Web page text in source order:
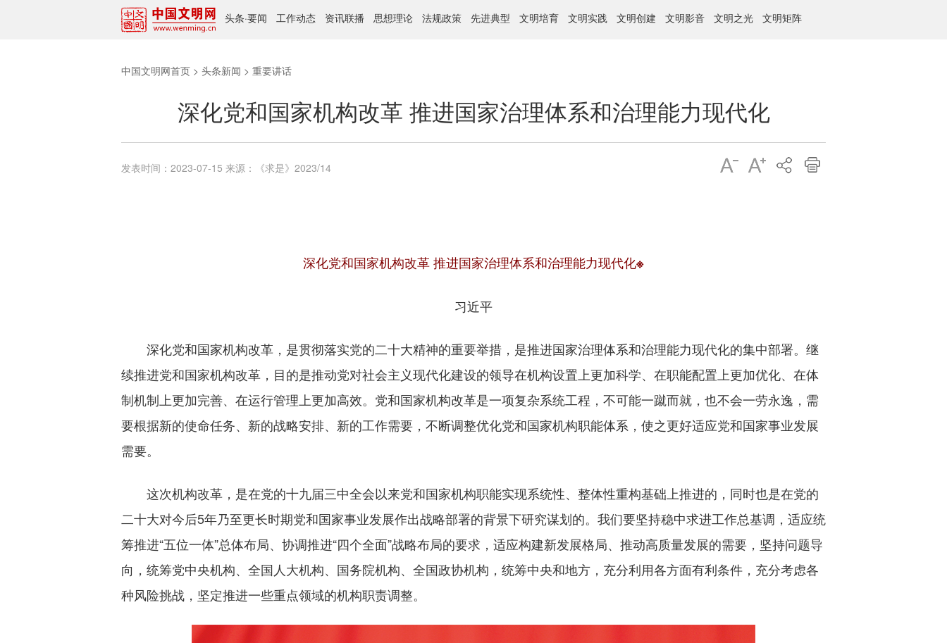
头条·要闻 工作动态 资讯联播 思想理论 法规政策 先进典型 文明培育 文明实践 文明创建 文明影音 文明之光 文明矩阵
中国文明网首页 > 头条新闻 > 重要讲话
深化党和国家机构改革 推进国家治理体系和治理能力现代化
发表时间： 2023-07-15 来源： 《求是》2023/14
深化党和国家机构改革 推进国家治理体系和治理能力现代化※
习近平
深化党和国家机构改革，是贯彻落实党的二十大精神的重要举措，是推进国家治理体系和治理能力现代化的集中部署。继
续推进党和国家机构改革，目的是推动党对社会主义现代化建设的领导在机构设置上更加科学、在职能配置上更加优化、在体
制机制上更加完善、在运行管理上更加高效。党和国家机构改革是一项复杂系统工程，不可能一蹴而就，也不会一劳永逸，需
要根据新的使命任务、新的战略安排、新的工作需要，不断调整优化党和国家机构职能体系，使之更好适应党和国家事业发展
需要。
这次机构改革，是在党的十九届三中全会以来党和国家机构职能实现系统性、整体性重构基础上推进的，同时也是在党的
二十大对今后5年乃至更长时期党和国家事业发展作出战略部署的背景下研究谋划的。我们要坚持稳中求进工作总基调，适应统
筹推进“五位一体”总体布局、协调推进“四个全面”战略布局的要求，适应构建新发展格局、推动高质量发展的需要，坚持问题导
向，统筹党中央机构、全国人大机构、国务院机构、全国政协机构，统筹中央和地方，充分利用各方面有利条件，充分考虑各
种风险挑战，坚定推进一些重点领域的机构职责调整。